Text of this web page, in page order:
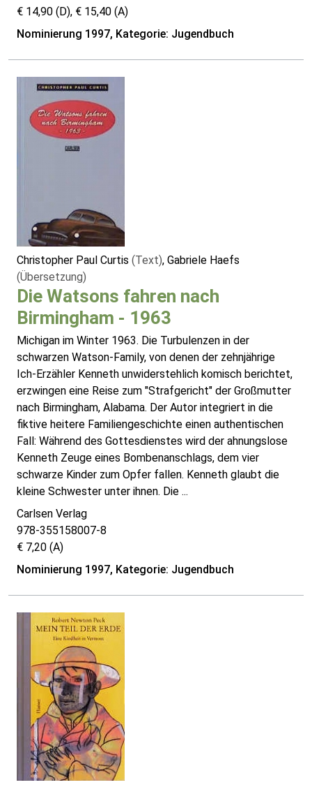
€ 14,90 (D), € 15,40 (A)
Nominierung 1997, Kategorie: Jugendbuch
Christopher Paul Curtis (Text), Gabriele Haefs
(Übersetzung)
Die Watsons fahren nach
Birmingham - 1963
Michigan im Winter 1963. Die Turbulenzen in der
schwarzen Watson-Family, von denen der zehnjährige
Ich-Erzähler Kenneth unwiderstehlich komisch berichtet,
erzwingen eine Reise zum "Strafgericht" der Großmutter
nach Birmingham, Alabama. Der Autor integriert in die
fiktive heitere Familiengeschichte einen authentischen
Fall: Während des Gottesdienstes wird der ahnungslose
Kenneth Zeuge eines Bombenanschlags, dem vier
schwarze Kinder zum Opfer fallen. Kenneth glaubt die
kleine Schwester unter ihnen. Die ...
Carlsen Verlag
978-355158007-8
€ 7,20 (A)
Nominierung 1997, Kategorie: Jugendbuch